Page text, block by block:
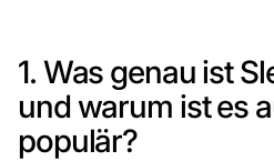
1. Was genau ist
und warum ist es
populär?